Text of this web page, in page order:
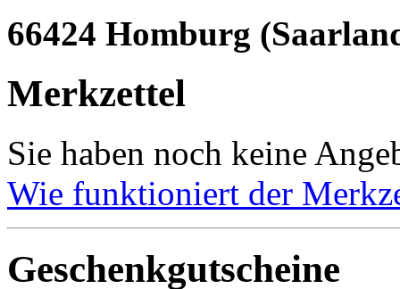
66424 Homburg
Merkzettel
Sie haben noch keine
Wie funktioniert der
Geschenkgutscheine